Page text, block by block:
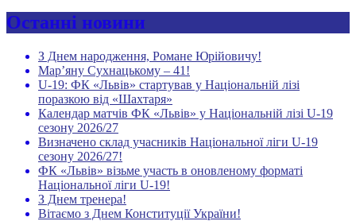
Останні новини
З Днем народження, Романе Юрійовичу!
Мар’яну Сухнацькому – 41!
U-19: ФК «Львів» стартував у Національній лізі
поразкою від «Шахтаря»
Календар матчів ФК «Львів» у Національній лізі U-19
сезону 2026/27
Визначено склад учасників Національної ліги U-19
сезону 2026/27!
ФК «Львів» візьме участь в оновленому форматі
Національної ліги U-19!
З Днем тренера!
Вітаємо з Днем Конституції України!